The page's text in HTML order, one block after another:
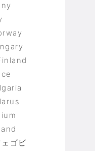
ゴビ